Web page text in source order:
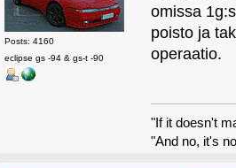
Posts: 4160
eclipse gs -94 & gs-t -90
omissa
poisto ja
operaatio.
"If it doesn't
"And no, it's